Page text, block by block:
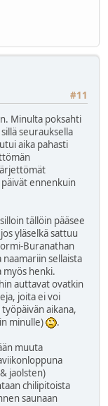
#11
Minulta poksahti
seurauksella
aika pahasti
ennenkuin
tällöin pääsee
yläselkä sattuu
Buranathan
sellaista
myös henki.
auttavat ovatkin
joita ei voi
aikana,
minulle)
.
muuta
jaolsten)
chilipitoista
saunaan